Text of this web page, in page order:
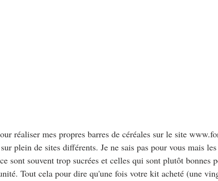
réaliser mes propres barres de céréales sur le site
plein de sites différents. Je ne sais pas pour vous mais
sont souvent trop sucrées et celles qui sont plutôt bonnes
Tout cela pour dire qu'une fois votre kit acheté (une